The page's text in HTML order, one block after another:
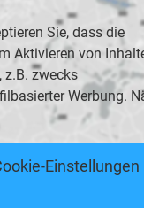
Sie, dass die
Aktivieren von
z.B. zwecks
Werbung.
Einstellungen